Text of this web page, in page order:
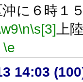
沖に６時１
\n\s[3] 上
\e
14:03